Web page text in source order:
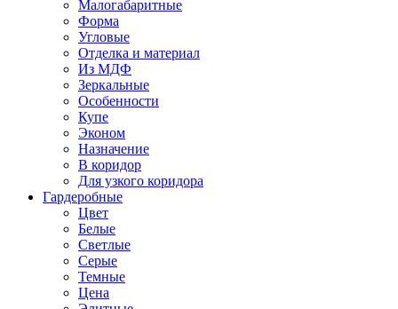
Малогабаритные
Форма
Угловые
Отделка и материал
Из МДФ
Зеркальные
Особенности
Купе
Эконом
Назначение
В коридор
Для узкого коридора
Гардеробные
Цвет
Белые
Светлые
Серые
Темные
Цена